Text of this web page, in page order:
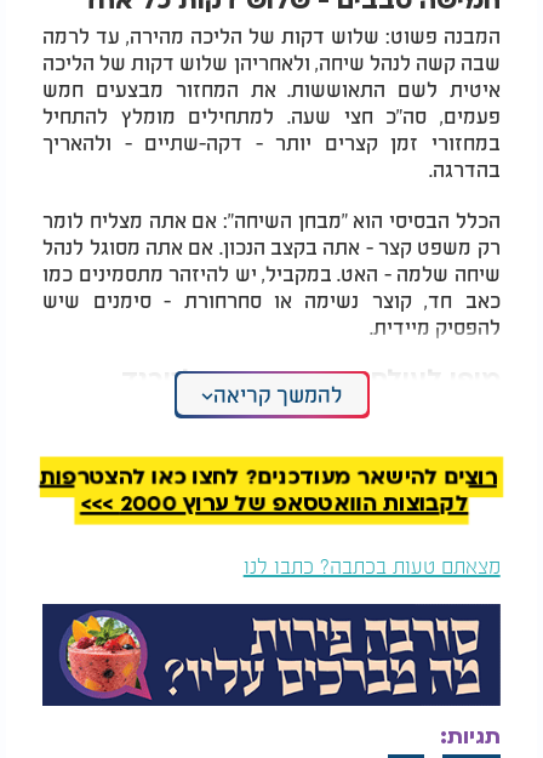
המבנה פשוט: שלוש דקות של הליכה מהירה, עד לרמה
שבה קשה לנהל שיחה, ולאחריהן שלוש דקות של הליכה
איטית לשם התאוששות. את המחזור מבצעים חמש
פעמים, סה"כ חצי שעה. למתחילים מומלץ להתחיל
במחזורי זמן קצרים יותר - דקה-שתיים - ולהאריך
בהדרגה.
הכלל הבסיסי הוא "מבחן השיחה": אם אתה מצליח לומר
רק משפט קצר - אתה בקצב הנכון. אם אתה מסוגל לנהל
שיחה שלמה - האט. במקביל, יש להיזהר מתסמינים כמו
כאב חד, קוצר נשימה או סחרחורת - סימנים שיש
להפסיק מיידית.
מיפן לעולם: כשמדע הופך לטרנד
למרות שתוצאות מחקריות הופיעו כבר לפני עשור וחצי,
לכתבה מקיפה באתר המדע ScienceAlert שפורסמה
ביוני 2025, והביאה לפריצה עולמית. ברגע אחד הפכה
שיטה יפנית שקטה ללהיט ברשת, כשסרטונים,
#JapaneseWalking כבר צבר עשרות מיליוני צפיות,
וההדים הגיעו גם לכלי תקשורת כמו
Healthline,The
Independentו- New York Post
בדומה לטרנדים קודמים כמו 12-3-30 (הליכה בשיפוע
12% במהירות 3 מייל לשעה במשך 30 דקות), גם כאן
מדובר באימון פשוט - אך בעל פוטנציאל השפעה גבוה.
להמשך קריאה
רוצים להישאר מעודכנים? לחצו כאן להצטרפות
לקבוצות הוואטסאפ של ערוץ 2000 >>>
מצאתם טעות בכתבה? כתבו לנו
תגיות: